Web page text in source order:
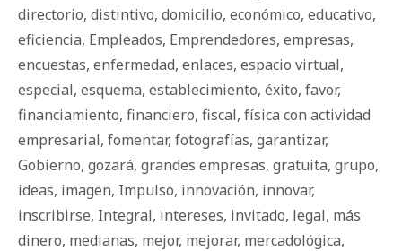
directorio, distintivo, domicilio, económico, educativo,
eficiencia, Empleados, Emprendedores, empresas,
encuestas, enfermedad, enlaces, espacio virtual,
especial, esquema, establecimiento, éxito, favor,
financiamiento, financiero, fiscal, física con actividad
empresarial, fomentar, fotografías, garantizar,
Gobierno, gozará, grandes empresas, gratuita, grupo,
ideas, imagen, Impulso, innovación, innovar,
inscribirse, Integral, intereses, invitado, legal, más
dinero, medianas, mejor, mejorar, mercadológica,